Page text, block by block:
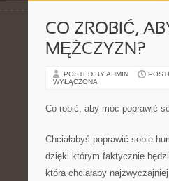
CO ZROBIĆ,
MĘŻCZYZN?
POSTED BY ADMIN
WYŁĄCZONA
Co robić, aby móc poprawić
Chciałabyś poprawić sobie
dzięki którym faktycznie
która chciałaby